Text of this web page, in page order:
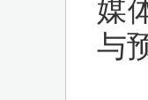
媒
与